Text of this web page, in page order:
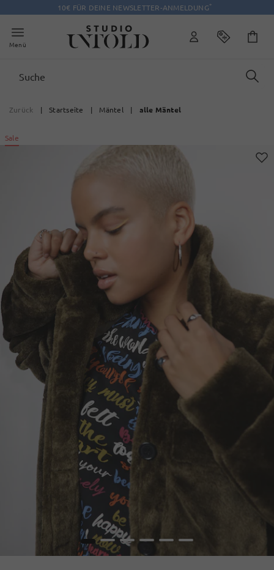
10€ FÜR DEINE NEWSLETTER-ANMELDUNG*
Menü
Zurück | Startseite | Mäntel | alle Mäntel
Sale
1 2 3 4 5 6